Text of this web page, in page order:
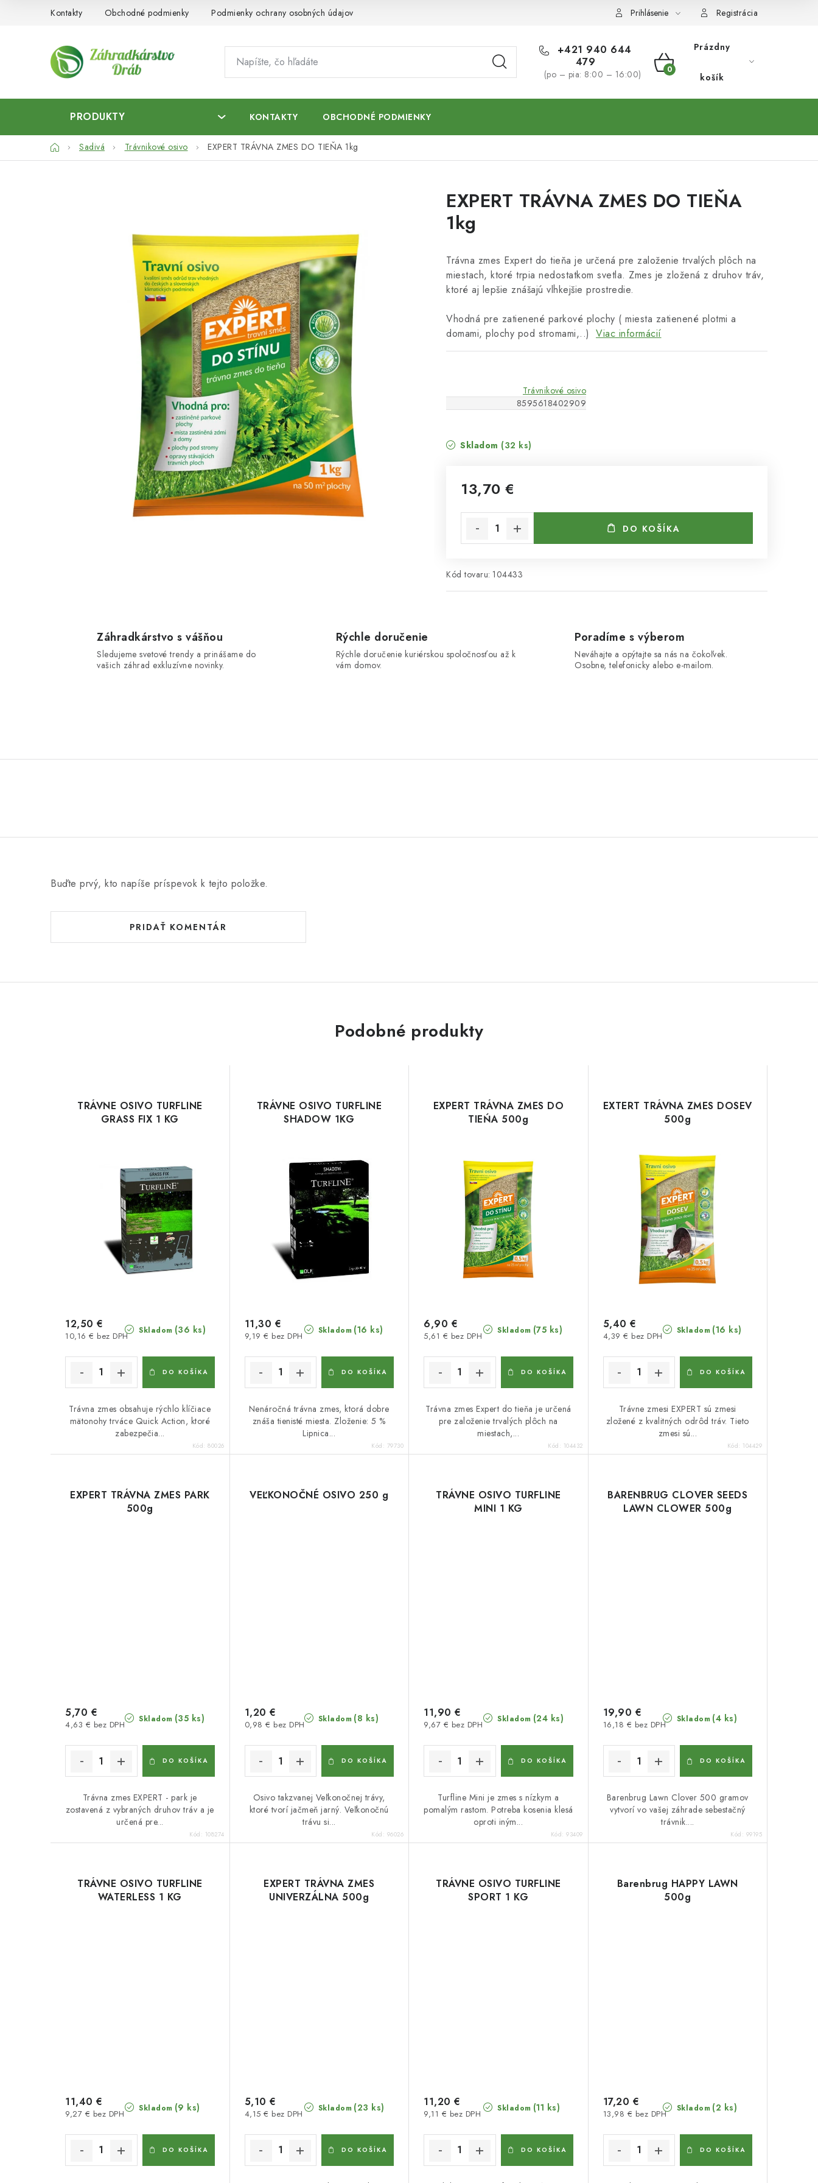
Kontakty Obchodné podmienky Podmienky ochrany osobných údajov Prihlásenie Registrácia
+421 940 644
479
(po – pia: 8:00 – 16:00)
NÁKUPNÝ
Prázdny
košík
PRODUKTY KONTAKTY OBCHODNÉ PODMIENKY
DomovSadivá Trávnikové osivo EXPERT TRÁVNA ZMES DO TIEŇA 1kg
EXPERT TRÁVNA ZMES DO TIEŇA
1kg
Trávna zmes Expert do tieňa je určená pre založenie trvalých plôch na
miestach, ktoré trpia nedostatkom svetla. Zmes je zložená z druhov tráv,
ktoré aj lepšie znášajú vlhkejšie prostredie.
Vhodná pre zatienené parkové plochy ( miesta zatienené plotmi a
domami, plochy pod stromami,..) Viac informácií
Trávnikové osivo
8595618402909
Skladom (32 ks)
13,70 €
DO KOŠÍKA
Kód tovaru: 104433
Záhradkárstvo s vášňou
Sledujeme svetové trendy a prinášame do
vašich záhrad exkluzívne novinky.
Rýchle doručenie
Rýchle doručenie kuriérskou spoločnosťou až k
vám domov.
Poradíme s výberom
Neváhajte a opýtajte sa nás na čokoľvek.
Osobne, telefonicky alebo e-mailom.
Buďte prvý, kto napíše príspevok k tejto položke.
PRIDAŤ KOMENTÁR
Podobné produkty
TRÁVNE OSIVO TURFLINE
GRASS FIX 1 KG
Skladom (36 ks)
10,16 € bez DPH
12,50 €
DO KOŠÍKA
Trávna zmes obsahuje rýchlo klíčiace
mätonohy trváce Quick Action, ktoré
zabezpečia...
Kód: 80026
TRÁVNE OSIVO TURFLINE
SHADOW 1KG
Skladom (16 ks)
9,19 € bez DPH
11,30 €
DO KOŠÍKA
Nenáročná trávna zmes, ktorá dobre
znáša tienisté miesta. Zloženie: 5 %
Lipnica...
Kód: 79730
EXPERT TRÁVNA ZMES DO
TIEŃA 500g
Skladom (75 ks)
5,61 € bez DPH
6,90 €
DO KOŠÍKA
Trávna zmes Expert do tieňa je určená
pre založenie trvalých plôch na
miestach,...
Kód: 104432
EXTERT TRÁVNA ZMES DOSEV
500g
Skladom (16 ks)
4,39 € bez DPH
5,40 €
DO KOŠÍKA
Trávne zmesi EXPERT sú zmesi
zložené z kvalitných odrôd tráv. Tieto
zmesi sú...
Kód: 104429
EXPERT TRÁVNA ZMES PARK
500g
Skladom (35 ks)
4,63 € bez DPH
5,70 €
DO KOŠÍKA
Trávna zmes EXPERT - park je
zostavená z vybraných druhov tráv a je
určená pre...
Kód: 108274
VEĽKONOČNÉ OSIVO 250 g
Skladom (8 ks)
0,98 € bez DPH
1,20 €
DO KOŠÍKA
Osivo takzvanej Veľkonočnej trávy,
ktoré tvorí jačmeň jarný. Veľkonočnú
trávu si...
Kód: 96026
TRÁVNE OSIVO TURFLINE
MINI 1 KG
Skladom (24 ks)
9,67 € bez DPH
11,90 €
DO KOŠÍKA
Turfline Mini je zmes s nízkym a
pomalým rastom. Potreba kosenia klesá
oproti iným...
Kód: 93409
BARENBRUG CLOVER SEEDS
LAWN CLOWER 500g
Skladom (4 ks)
16,18 € bez DPH
19,90 €
DO KOŠÍKA
Barenbrug Lawn Clover 500 gramov
vytvorí vo vašej záhrade sebestačný
trávnik....
Kód: 99195
TRÁVNE OSIVO TURFLINE
WATERLESS 1 KG
Skladom (9 ks)
9,27 € bez DPH
11,40 €
DO KOŠÍKA
EXPERT TRÁVNA ZMES
UNIVERZÁLNA 500g
Skladom (23 ks)
4,15 € bez DPH
5,10 €
DO KOŠÍKA
TRÁVNE OSIVO TURFLINE
SPORT 1 KG
Skladom (11 ks)
9,11 € bez DPH
11,20 €
DO KOŠÍKA
Barenbrug HAPPY LAWN
500g
Skladom (2 ks)
13,98 € bez DPH
17,20 €
DO KOŠÍKA